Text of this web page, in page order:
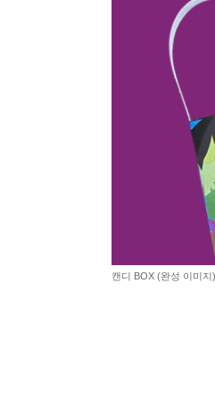
캔디 BOX (완성 이미지)